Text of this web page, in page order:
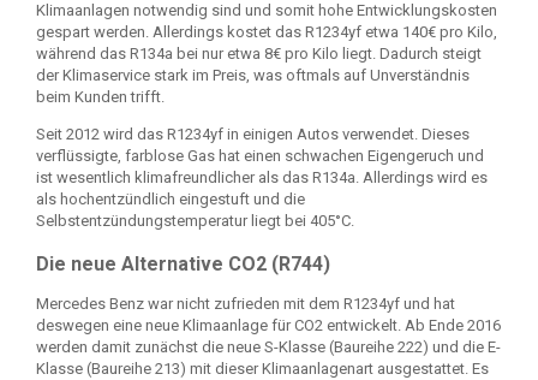
Klimaanlagen notwendig sind und somit hohe Entwicklungskosten
gespart werden. Allerdings kostet das R1234yf etwa 140€ pro Kilo,
während das R134a bei nur etwa 8€ pro Kilo liegt. Dadurch steigt
der Klimaservice stark im Preis, was oftmals auf Unverständnis
beim Kunden trifft.
Seit 2012 wird das R1234yf in einigen Autos verwendet. Dieses
verflüssigte, farblose Gas hat einen schwachen Eigengeruch und
ist wesentlich klimafreundlicher als das R134a. Allerdings wird es
als hochentzündlich eingestuft und die
Selbstentzündungstemperatur liegt bei 405°C.
Die neue Alternative CO2 (R744)
Mercedes Benz war nicht zufrieden mit dem R1234yf und hat
deswegen eine neue Klimaanlage für CO2 entwickelt. Ab Ende 2016
werden damit zunächst die neue S-Klasse (Baureihe 222) und die E-
Klasse (Baureihe 213) mit dieser Klimaanlagenart ausgestattet. Es